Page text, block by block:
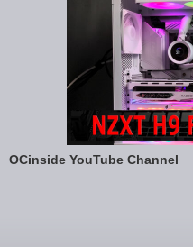
OCinside YouTube Channel